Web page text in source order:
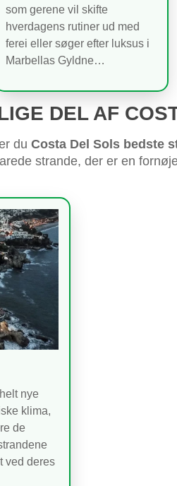
som gerene vil skifte
hverdagens rutiner ud med
ferei eller søger efter luksus i
Marbellas Gyldne…
DEL AF
du Costa Del Sols bedste
strande, der er en
nye
klima,
de
ved deres